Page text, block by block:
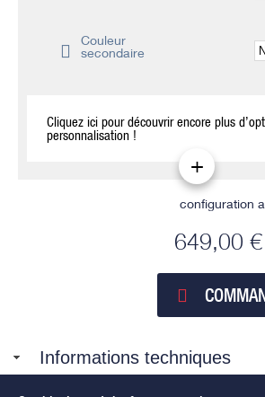
Couleur
secondaire
Cliquez ici pour découvrir encore plus
personnalisation !
configuration
649,00 €
Informations techniques